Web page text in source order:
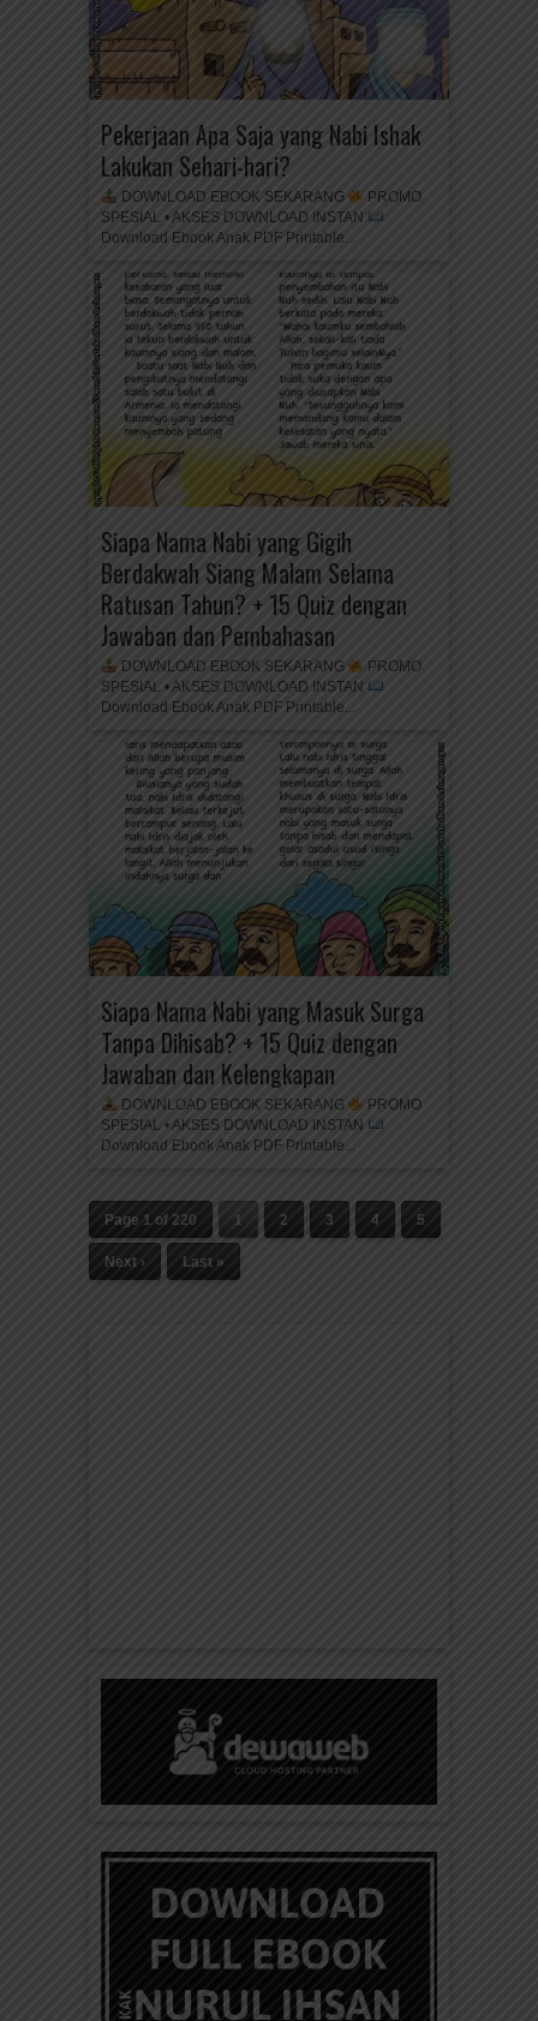
Pekerjaan Apa Saja yang Nabi Ishak
Lakukan Sehari-hari?
DOWNLOAD EBOOK SEKARANG
PROMO
SPESIAL • AKSES DOWNLOAD INSTAN
Download Ebook Anak PDF Printable...
Siapa Nama Nabi yang Gigih
Berdakwah Siang Malam Selama
Ratusan Tahun? + 15 Quiz dengan
Jawaban dan Pembahasan
DOWNLOAD EBOOK SEKARANG
PROMO
SPESIAL • AKSES DOWNLOAD INSTAN
Download Ebook Anak PDF Printable...
Siapa Nama Nabi yang Masuk Surga
Tanpa Dihisab? + 15 Quiz dengan
Jawaban dan Kelengkapan
DOWNLOAD EBOOK SEKARANG
PROMO
SPESIAL • AKSES DOWNLOAD INSTAN
Download Ebook Anak PDF Printable...
Page 1 of 220 1 2 3 4 5
Next › Last »